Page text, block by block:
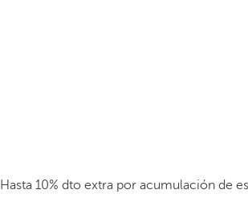
Hasta 10% dto extra por acumulación de